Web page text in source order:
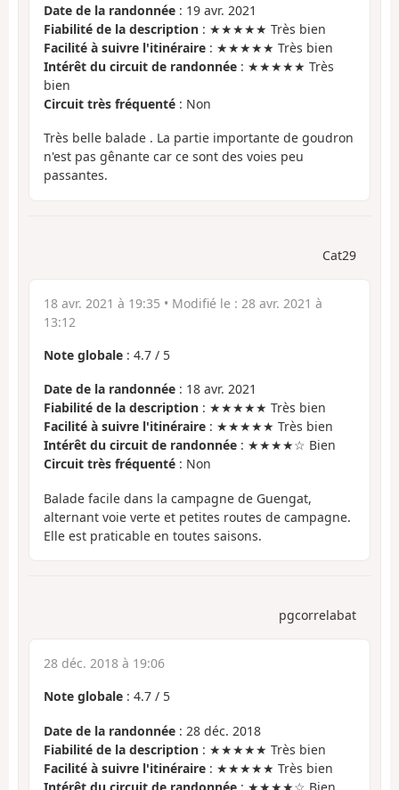
Date de la randonnée : 19 avr. 2021
Fiabilité de la description : ★★★★★ Très bien
Facilité à suivre l'itinéraire : ★★★★★ Très bien
Intérêt du circuit de randonnée : ★★★★★ Très
bien
Circuit très fréquenté : Non
Très belle balade . La partie importante de goudron
n'est pas gênante car ce sont des voies peu
passantes.
Cat29
18 avr. 2021 à 19:35 • Modifié le : 28 avr. 2021 à
13:12
Note globale : 4.7 / 5
Date de la randonnée : 18 avr. 2021
Fiabilité de la description : ★★★★★ Très bien
Facilité à suivre l'itinéraire : ★★★★★ Très bien
Intérêt du circuit de randonnée : ★★★★☆ Bien
Circuit très fréquenté : Non
Balade facile dans la campagne de Guengat,
alternant voie verte et petites routes de campagne.
Elle est praticable en toutes saisons.
pgcorrelabat
28 déc. 2018 à 19:06
Note globale : 4.7 / 5
Date de la randonnée : 28 déc. 2018
Fiabilité de la description : ★★★★★ Très bien
Facilité à suivre l'itinéraire : ★★★★★ Très bien